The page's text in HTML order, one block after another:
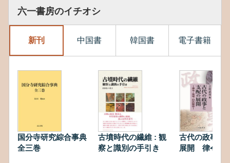
六一書房のイチオシ
新刊 中国書 韓国書 電子書籍
国分寺研究綜合事典
全三巻
古墳時代の繊維 : 観
察と識別の手引き
古代の政事と
展開 律令・